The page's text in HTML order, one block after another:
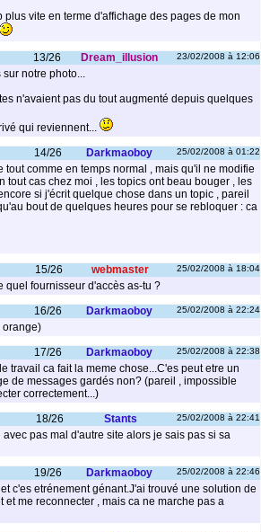
vite en terme d'affichage des pages de mon
13/26 Dream_illusion 23/02/2008 à 12:06
notre photo...
n'avaient pas du tout augmenté depuis quelques
qui reviennent...
14/26 Darkmaoboy 25/02/2008 à 01:22
comme en temps normal , mais qu'il ne modifie
tout cas chez moi , les topics ont beau bouger , les
si j'écrit quelque chose dans un topic , pareil
bout de quelques heures pour se rebloquer : ca
15/26 webmaster 25/02/2008 à 18:04
quel fournisseur d'accès as-tu ?
16/26 Darkmaoboy 25/02/2008 à 22:24
orange)
17/26 Darkmaoboy 25/02/2008 à 22:38
travail ca fait la meme chose...C'es peut etre un
de messages gardés non? (pareil , impossible
correctement...)
18/26 Stants 25/02/2008 à 22:41
pas mal d'autre site alors je sais pas si sa
19/26 Darkmaoboy 25/02/2008 à 22:46
c'es etrénement génant.J'ai trouvé une solution de
me reconnecter , mais ca ne marche pas a